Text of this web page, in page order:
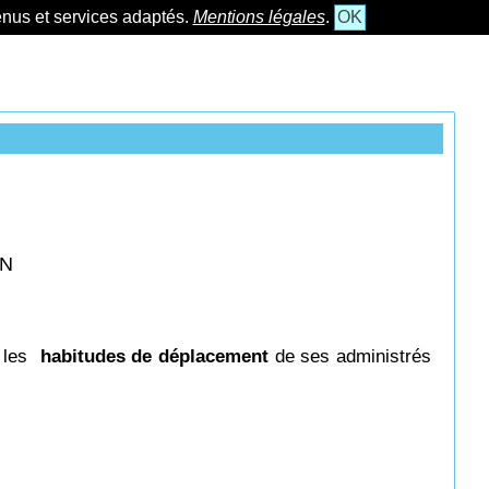
et services adaptés. Mentions légales. OK
les habitudes de déplacementde ses administrés